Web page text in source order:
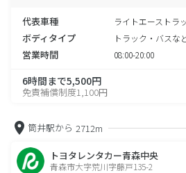
代表車種 ライトエーストラ
ボディタイプ トラック・バスな
営業時間 08:00-20:00
6時間まで5,500円
免責補償制度1,100円
筒井駅から 2712m
トヨタレンタカー青森中央
青森市大字荒川字藤戸135-2